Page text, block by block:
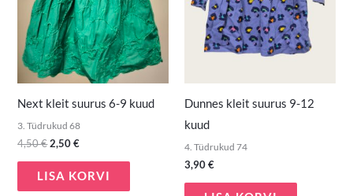
Next kleit suurus 6-9 kuud
3. Tüdrukud 68
4,50€2,50€
LISA KORVI
Dunnes kleit suurus 9-12
kuud
4. Tüdrukud 74
3,90€